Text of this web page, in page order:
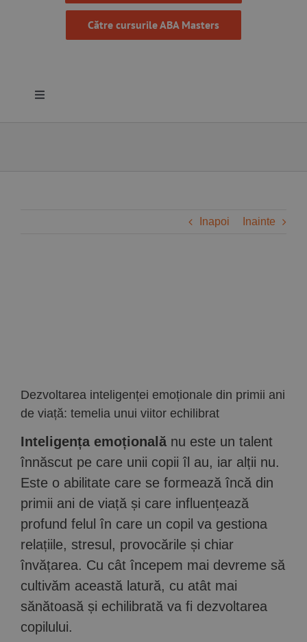
Către cursurile ABA Masters
Toggle
Contact
Magazin
Inapoi Inainte
Dezvoltarea inteligenței emoționale din primii ani
de viață: temelia unui viitor echilibrat
Inteligența emoționalănu este un talent
înnăscut pe care unii copii îl au, iar alții nu.
Este o abilitate care se formează încă din
primii ani de viață și care influențează
profund felul în care un copil va gestiona
relațiile, stresul, provocările și chiar
învățarea. Cu cât începem mai devreme să
cultivăm această latură, cu atât mai
sănătoasă și echilibrată va fi dezvoltarea
copilului.